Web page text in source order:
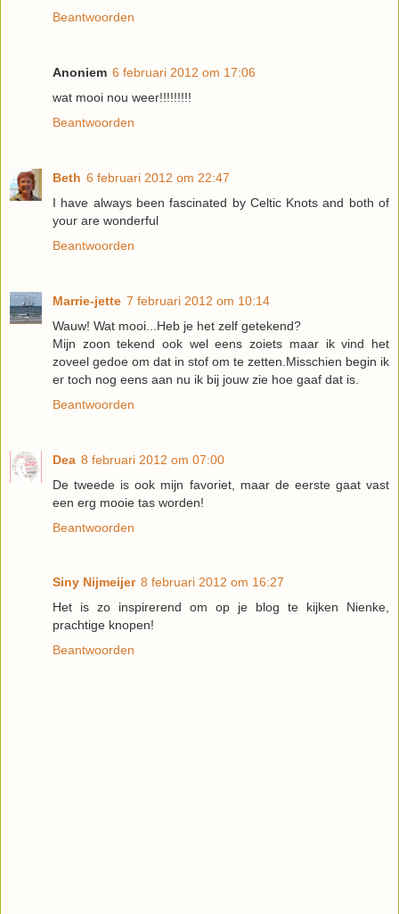
Beantwoorden
Anoniem 6 februari 2012 om 17:06
wat mooi nou weer!!!!!!!!!
Beantwoorden
Beth 6 februari 2012 om 22:47
I have always been fascinated by Celtic Knots and both of
your are wonderful
Beantwoorden
Marrie-jette 7 februari 2012 om 10:14
Wauw! Wat mooi...Heb je het zelf getekend?
Mijn zoon tekend ook wel eens zoiets maar ik vind het
zoveel gedoe om dat in stof om te zetten.Misschien begin ik
er toch nog eens aan nu ik bij jouw zie hoe gaaf dat is.
Beantwoorden
Dea 8 februari 2012 om 07:00
De tweede is ook mijn favoriet, maar de eerste gaat vast
een erg mooie tas worden!
Beantwoorden
Siny Nijmeijer 8 februari 2012 om 16:27
Het is zo inspirerend om op je blog te kijken Nienke,
prachtige knopen!
Beantwoorden